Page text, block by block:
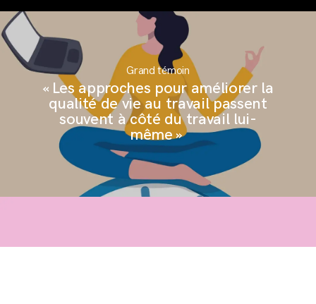
Grand témoin
« Les approches pour améliorer la
qualité de vie au travail passent
souvent à côté du travail lui-
même »